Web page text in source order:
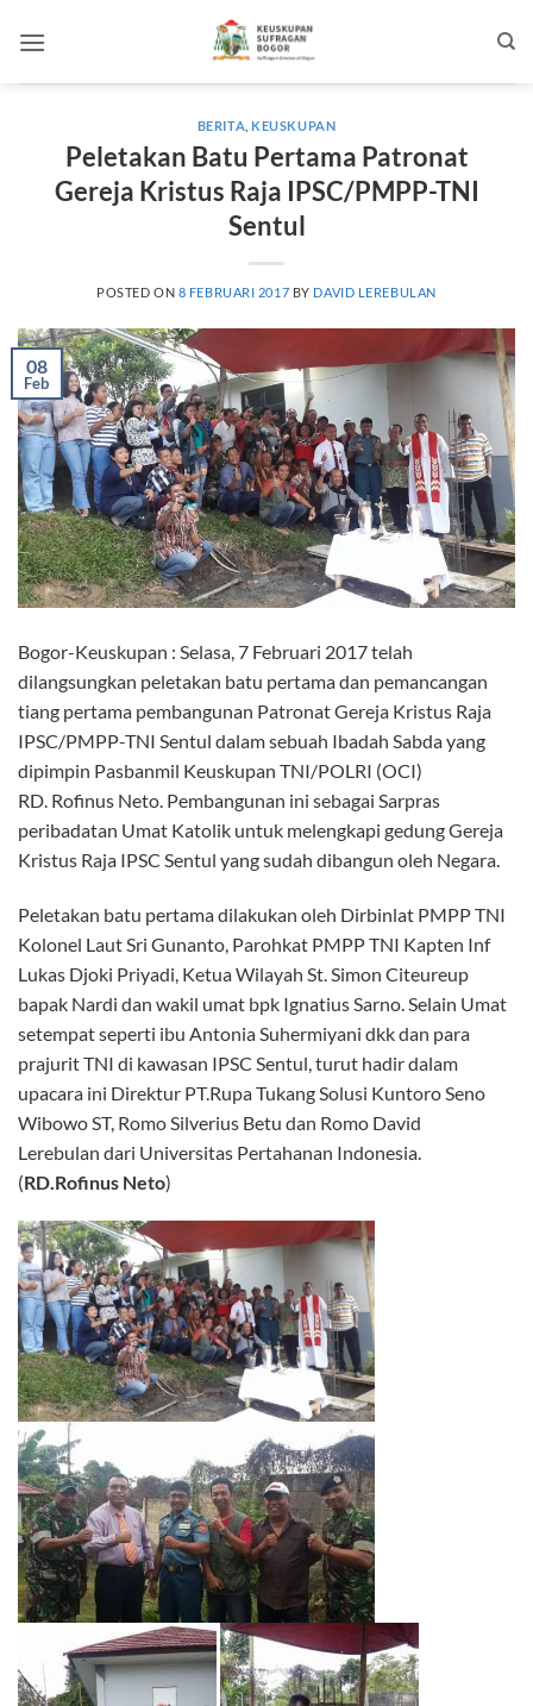
BERITA ,KEUSKUPAN
Peletakan Batu Pertama Patronat
Gereja Kristus Raja IPSC/PMPP-TNI
Sentul
POSTED ON 8 FEBRUARI 2017 BY DAVID LEREBULAN
08
Feb
Bogor-Keuskupan : Selasa, 7 Februari 2017 telah
dilangsungkan peletakan batu pertama dan pemancangan
tiang pertama pembangunan Patronat Gereja Kristus Raja
IPSC/PMPP-TNI Sentul dalam sebuah Ibadah Sabda yang
dipimpin Pasbanmil Keuskupan TNI/POLRI (OCI)
RD. Rofinus Neto. Pembangunan ini sebagai Sarpras
peribadatan Umat Katolik untuk melengkapi gedung Gereja
Kristus Raja IPSC Sentul yang sudah dibangun oleh Negara.
Peletakan batu pertama dilakukan oleh Dirbinlat PMPP TNI
Kolonel Laut Sri Gunanto, Parohkat PMPP TNI Kapten Inf
Lukas Djoki Priyadi, Ketua Wilayah St. Simon Citeureup
bapak Nardi dan wakil umat bpk Ignatius Sarno. Selain Umat
setempat seperti ibu Antonia Suhermiyani dkk dan para
prajurit TNI di kawasan IPSC Sentul, turut hadir dalam
upacara ini Direktur PT.Rupa Tukang Solusi Kuntoro Seno
Wibowo ST, Romo Silverius Betu dan Romo David
Lerebulan dari Universitas Pertahanan Indonesia.
(RD.Rofinus Neto)